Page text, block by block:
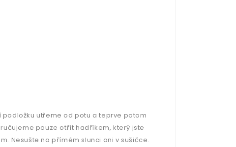
utřeme od potu a teprve potom
pouze otřít hadříkem, který jste
Nesušte na přímém slunci ani v sušičce.